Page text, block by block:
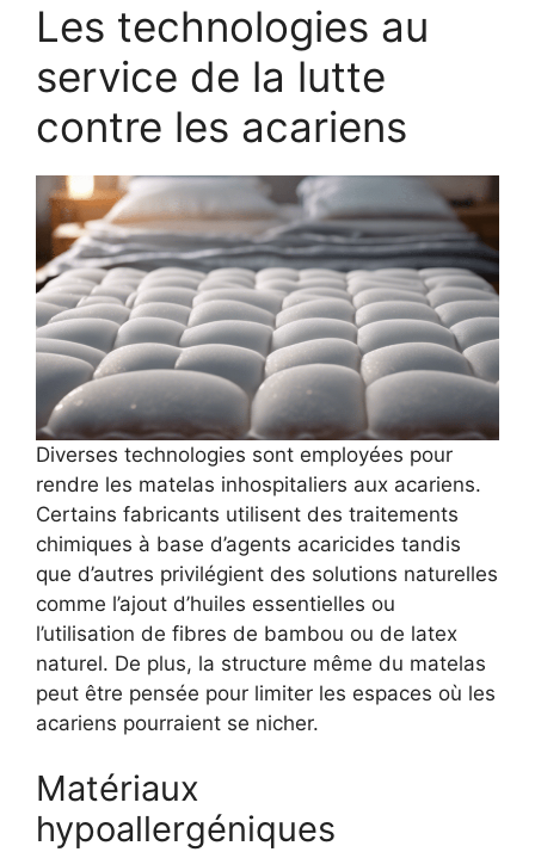
Les technologies au
service de la lutte
contre les acariens
Diverses technologies sont employées pour
rendre les matelas inhospitaliers aux acariens.
Certains fabricants utilisent des traitements
chimiques à base d’agents acaricides tandis
que d’autres privilégient des solutions naturelles
comme l’ajout d’huiles essentielles ou
l’utilisation de fibres de bambou ou de latex
naturel. De plus, la structure même du matelas
peut être pensée pour limiter les espaces où les
acariens pourraient se nicher.
Matériaux
hypoallergéniques